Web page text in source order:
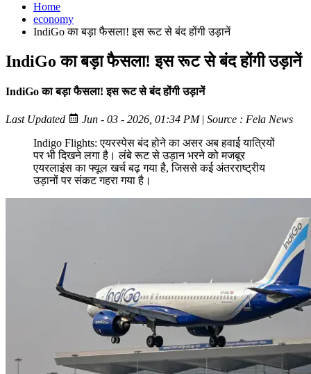
Home
economy
IndiGo का बड़ा फैसला! इस रूट से बंद होंगी उड़ानें
IndiGo का बड़ा फैसला! इस रूट से बंद होंगी उड़ानें
IndiGo का बड़ा फैसला! इस रूट से बंद होंगी उड़ानें
Last Updated Jun - 03 - 2026, 01:34 PM| Source : Fela News
Indigo Flights: एयरस्पेस बंद होने का असर अब हवाई यात्रियों
पर भी दिखने लगा है। लंबे रूट से उड़ान भरने को मजबूर
एयरलाइंस का फ्यूल खर्च बढ़ गया है, जिससे कई अंतरराष्ट्रीय
उड़ानों पर संकट गहरा गया है।